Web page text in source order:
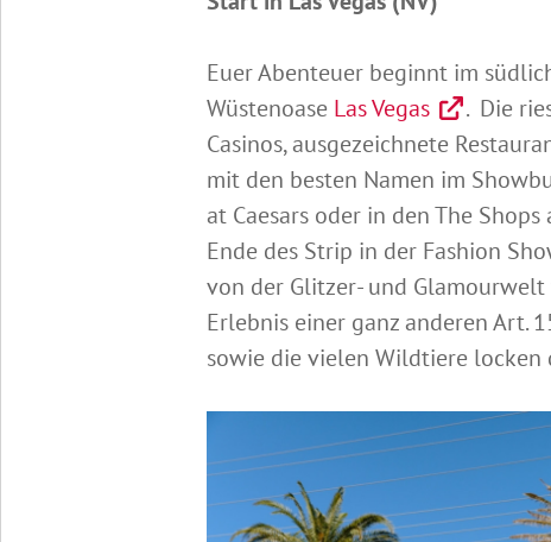
Euer Abenteuer beginnt im
Wüstenoase Las Vegas
. Die
Casinos, ausgezeichnete
mit den besten Namen im
at Caesars oder in den The
Ende des Strip in der Fashion
von der Glitzer- und
Erlebnis einer ganz anderen Art.
sowie die vielen Wildtiere locken